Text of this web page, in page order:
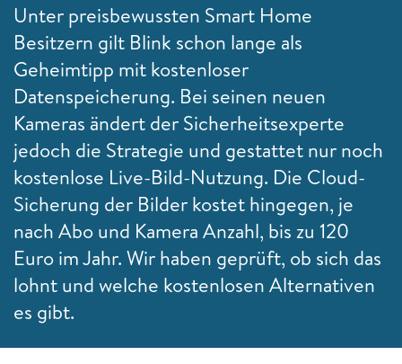
Unter preisbewussten Smart Home
Besitzern gilt Blink schon lange als
Geheimtipp mit kostenloser
Datenspeicherung. Bei seinen neuen
Kameras ändert der Sicherheitsexperte
jedoch die Strategie und gestattet nur noch
kostenlose Live-Bild-Nutzung. Die Cloud-
Sicherung der Bilder kostet hingegen, je
nach Abo und Kamera Anzahl, bis zu 120
Euro im Jahr. Wir haben geprüft, ob sich das
lohnt und welche kostenlosen Alternativen
es gibt.